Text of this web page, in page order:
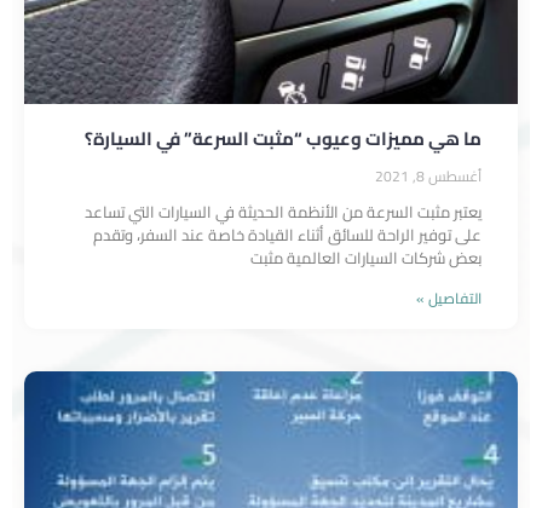
ما هي مميزات وعيوب “مثبت السرعة” في السيارة؟
أغسطس 8, 2021
يعتبر مثبت السرعة من الأنظمة الحديثة في السيارات التي تساعد
على توفير الراحة للسائق أثناء القيادة خاصة عند السفر، وتقدم
بعض شركات السيارات العالمية مثبت
التفاصيل »